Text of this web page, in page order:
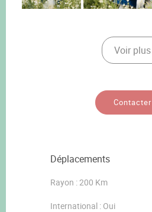
Voir plus
Contacter
Déplacements
Rayon : 200 Km
International : Oui